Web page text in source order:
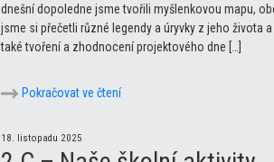
dnešní dopoledne jsme tvořili myšlenkovou mapu,
jsme si přečetli různé legendy a úryvky z jeho života
také tvoření a zhodnocení projektového dne […]
Pokračovat ve čtení
18. listopadu 2025